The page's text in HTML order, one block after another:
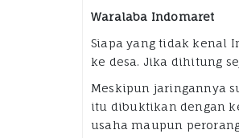
Waralaba Indomaret
Siapa yang tidak kenal
ke desa. Jika dihitung
Meskipun jaringannya
itu dibuktikan dengan
usaha maupun